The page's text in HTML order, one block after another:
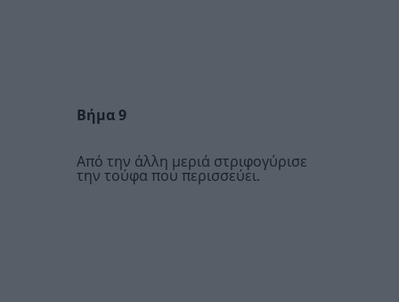
Βήμα 9
Από την άλλη μεριά στριφογύρισε
την τούφα που περισσεύει.